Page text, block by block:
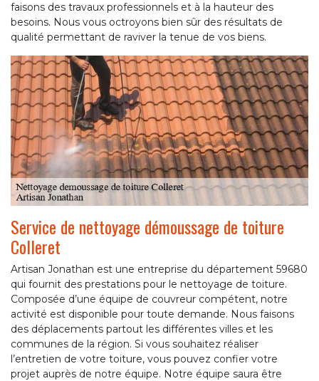
faisons des travaux professionnels et à la hauteur des
besoins. Nous vous octroyons bien sûr des résultats de
qualité permettant de raviver la tenue de vos biens.
Service de nettoyage démoussage de toiture
Colleret
Artisan Jonathan est une entreprise du département 59680
qui fournit des prestations pour le nettoyage de toiture.
Composée d’une équipe de couvreur compétent, notre
activité est disponible pour toute demande. Nous faisons
des déplacements partout les différentes villes et les
communes de la région. Si vous souhaitez réaliser
l’entretien de votre toiture, vous pouvez confier votre
projet auprès de notre équipe. Notre équipe saura être